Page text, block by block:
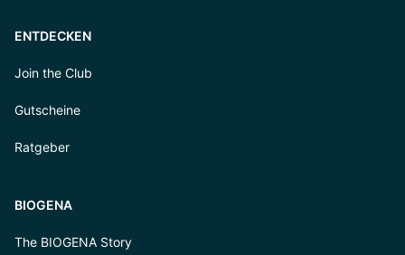
ENTDECKEN
Join the Club
Gutscheine
Ratgeber
BIOGENA
The BIOGENA Story